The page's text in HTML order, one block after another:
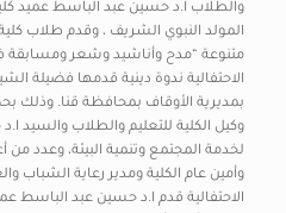
والطلاب ا.د حسين عبد الباسط عميد
المولد النبوي الشريف ، وقدم طلاب كلية
متنوعة “مدح وأناشيد وشعر ومسابقة
الاحتفالية ندوة دينية قدمها فضيلة
بمديرية الأوقاف بمحافظة قنا. وذلك
وكيل الكلية للتعليم والطلاب والسيد
لخدمة المجتمع وتنمية البيئة، وعدد
وأمين عام الكلية ومدير رعاية الشباب
الاحتفالية قدم ا.د حسين عبد الباسط